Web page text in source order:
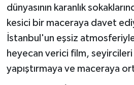
dünyasının karanlık
kesici bir maceraya davet
İstanbul'un eşsiz
heyecan verici film, seyircileri
yapıştırmaya ve maceraya